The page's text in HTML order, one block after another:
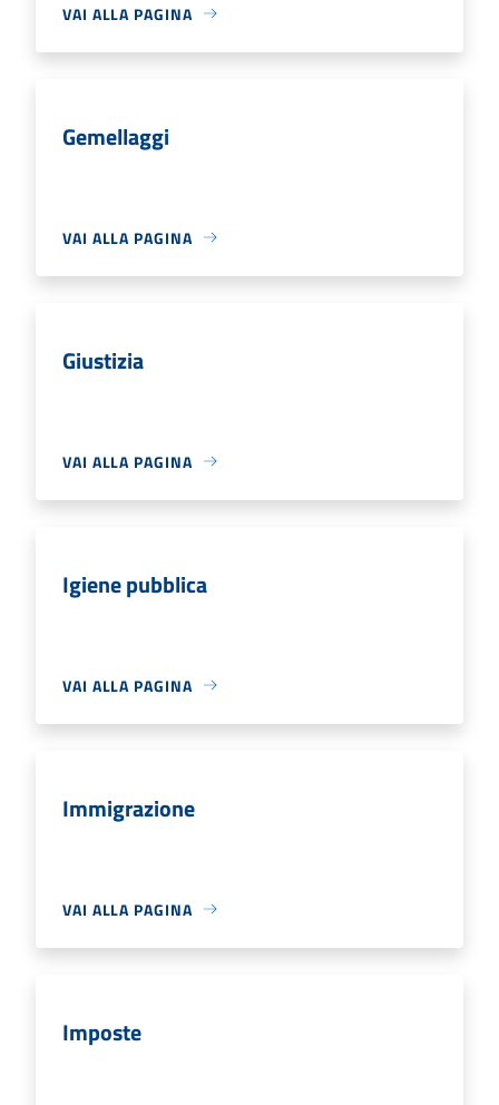
VAI ALLA PAGINA
Gemellaggi
VAI ALLA PAGINA
Giustizia
VAI ALLA PAGINA
Igiene pubblica
VAI ALLA PAGINA
Immigrazione
VAI ALLA PAGINA
Imposte